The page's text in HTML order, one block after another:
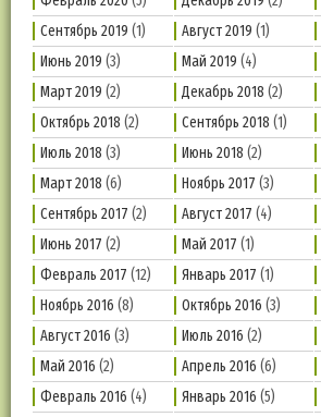
Сентябрь 2019 (1) Август 2019 (1)
Июнь 2019 (3) Май 2019 (4)
Март 2019 (2) Декабрь 2018 (2)
Октябрь 2018 (2) Сентябрь 2018 (1)
Июль 2018 (3) Июнь 2018 (2)
Март 2018 (6) Ноябрь 2017 (3)
Сентябрь 2017 (2) Август 2017 (4)
Июнь 2017 (2) Май 2017 (1)
Февраль 2017 (12) Январь 2017 (1)
Ноябрь 2016 (8) Октябрь 2016 (3)
Август 2016 (3) Июль 2016 (2)
Май 2016 (2) Апрель 2016 (6)
Февраль 2016 (4) Январь 2016 (5)